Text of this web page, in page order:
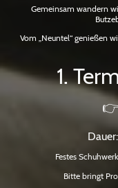
Gemeinsam wandern
Vom „Neuntel“ genießen
1.
👉
Festes
Bitte bringt